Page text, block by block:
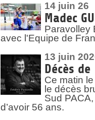
14 juin 26
Madec
Paravolley
avec l'Equipe de
13 juin
Décès de
Ce matin
le décès
Sud
d’avoir 56 ans.